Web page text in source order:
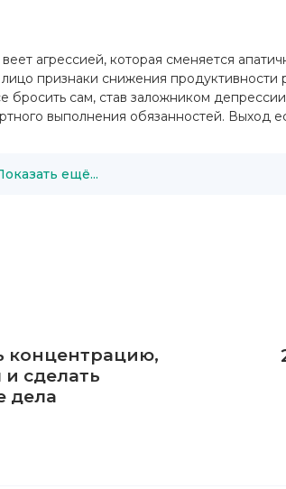
агрессией, которая сменяется
признаки снижения продуктивности
бросить сам, став заложником
выполнения обязанностей. Выход
ещё...
концентрацию,
и сделать
дела